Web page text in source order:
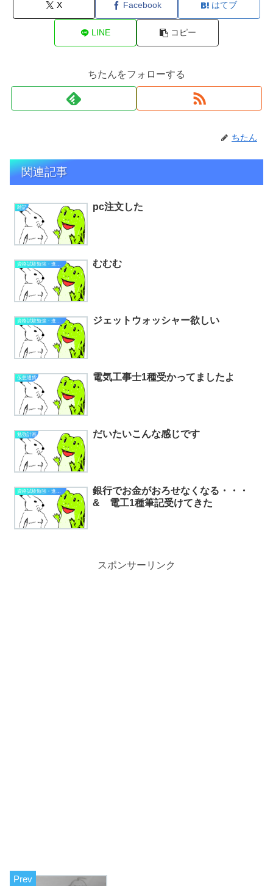
X Facebook はてブ
LINE コピー
ちたんをフォローする
ちたん
関連記事
雑記 pc注文した
資格試験勉強・進捗状況 むむむ
資格試験勉強・進捗状況 ジェットウォッシャー欲しい
仮想通貨 電気工事士1種受かってましたよ
勉強計画 だいたいこんな感じです
資格試験勉強・進捗状況
銀行でお金がおろせなくなる・・・
& 電工1種筆記受けてきた
スポンサーリンク